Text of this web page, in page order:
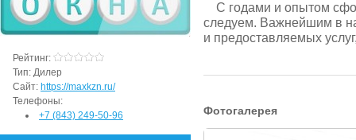
С годами и опытом
следуем. Важнейшим в
и предоставляемых
Фотогалерея
Рейтинг:
Тип: Дилер
Сайт: https://maxkzn.ru/
Телефоны:
+7 (843) 249-50-96